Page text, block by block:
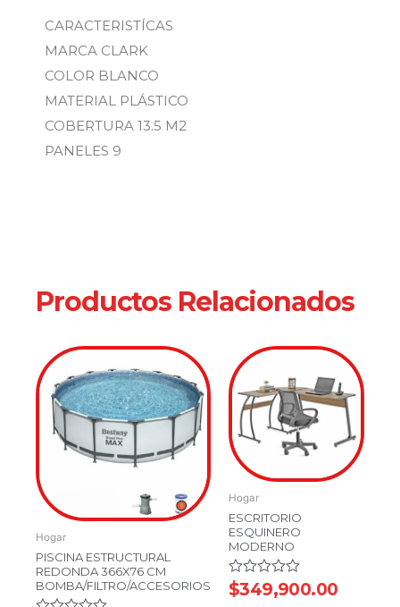
CARACTERISTÍCAS
MARCA CLARK
COLOR BLANCO
MATERIAL PLÁSTICO
COBERTURA 13.5 M2
PANELES 9
Productos Relacionados
Hogar
PISCINA ESTRUCTURAL
REDONDA 366X76 CM
BOMBA/FILTRO/ACCESORIOS
Hogar
ESCRITORIO
ESQUINERO
MODERNO
Valorado
en
$349,900.00